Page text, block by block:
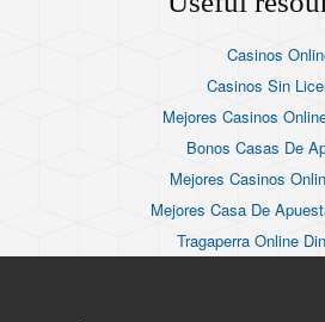
Casinos
Casinos Sin
Mejores Casinos
Bonos Casas De
Mejores Casinos
Mejores Casa De
Tragaperra Online